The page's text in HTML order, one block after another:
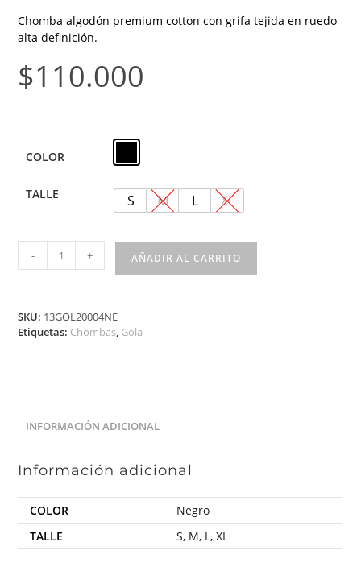
Chomba algodón premium cotton con grifa tejida en ruedo
alta definición.
$110.000
COLOR
TALLE S M L XL
- + AÑADIR AL CARRITO
SKU: 13GOL20004NE
Etiquetas: Chombas, Gola
INFORMACIÓN ADICIONAL
Información adicional
COLOR
Negro
TALLE
S, M, L,XL